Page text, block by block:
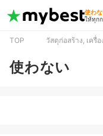
使わ
ให้ทุก
TOP วัสดุก่อสร้าง, เครื่
使わない